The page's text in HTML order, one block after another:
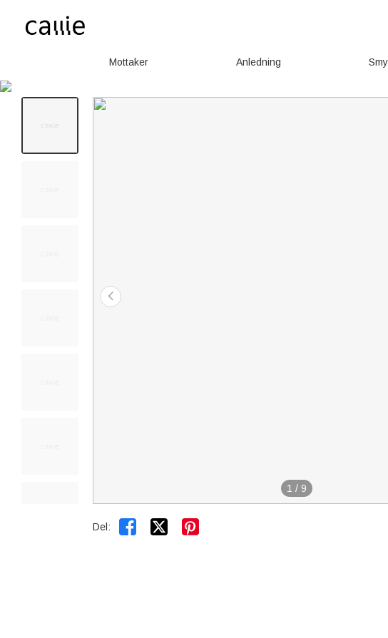
Mottaker Anledning
1 / 9
Del:  